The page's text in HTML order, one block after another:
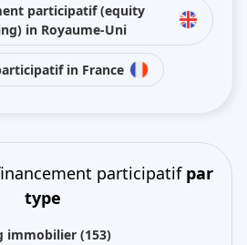
participatif (equity
in Royaume-Uni
in France
participatif par
type
immobilier (153)